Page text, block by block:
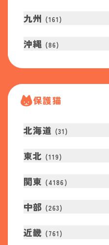
九州 (161 )
沖縄 (86)
保護猫
北海道 (31 )
東北 (119)
関東 (4186 )
中部 (263)
近畿 (761 )